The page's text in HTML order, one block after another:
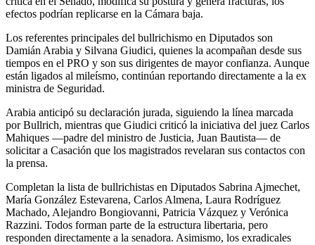
efectos podrían replicarse en la Cámara baja.
Los referentes principales del bullrichismo en Diputados son
Damián Arabia y Silvana Giudici, quienes la acompañan desde sus
tiempos en el PRO y son sus dirigentes de mayor confianza. Aunque
están ligados al mileísmo, continúan reportando directamente a la ex
ministra de Seguridad.
Arabia anticipó su declaración jurada, siguiendo la línea marcada
por Bullrich, mientras que Giudici criticó la iniciativa del juez Carlos
Mahiques —padre del ministro de Justicia, Juan Bautista— de
solicitar a Casación que los magistrados revelaran sus contactos con
la prensa.
Completan la lista de bullrichistas en Diputados Sabrina Ajmechet,
María González Estevarena, Carlos Almena, Laura Rodríguez
Machado, Alejandro Bongiovanni, Patricia Vázquez y Verónica
Razzini. Todos forman parte de la estructura libertaria, pero
responden directamente a la senadora. Asimismo, los exradicales